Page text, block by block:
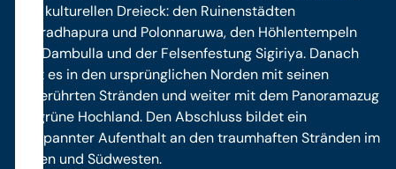
zum kulturellen Dreieck: den Ruinenstädten
Anuradhapura und Polonnaruwa, den Höhlentempeln
von Dambulla und der Felsenfestung Sigiriya. Danach
geht es in den ursprünglichen Norden mit seinen
unberührten Stränden und weiter mit dem Panoramazug
ins grüne Hochland. Den Abschluss bildet ein
entspannter Aufenthalt an den traumhaften Stränden im
Süden und Südwesten.